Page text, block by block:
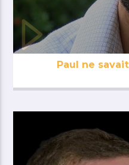
Paul ne